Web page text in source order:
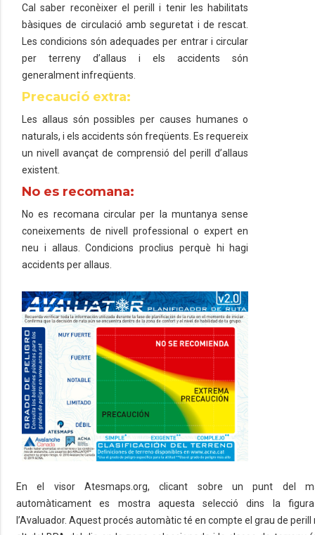
Cal saber reconèixer el perill i tenir les habilitats
bàsiques de circulació amb seguretat i de rescat.
Les condicions són adequades per entrar i circular
per terreny d’allaus i els accidents són
generalment infreqüents.
Precaució extra:
Les allaus són possibles per causes humanes o
naturals, i els accidents són freqüents. Es requereix
un nivell avançat de comprensió del perill d’allaus
existent.
No es recomana:
No es recomana circular per la muntanya sense
coneixements de nivell professional o expert en
neu i allaus. Condicions proclius perquè hi hagi
accidents per allaus.
En el visor Atesmaps.org, clicant sobre un punt del
automàticament es mostra aquesta selecció dins la
l’Avaluador. Aquest procés automàtic té en compte el grau de perill